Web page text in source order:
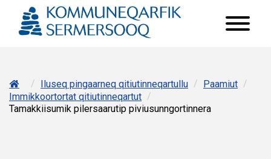
/ Iluseq pingaarneq qitiutinneqartullu / Paamiut /
Immikkoortortat qitiutinneqartut /
Tamakkiisumik pilersaarutip piviusunngortinnera